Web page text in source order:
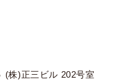
(株)正三ビル 202号室